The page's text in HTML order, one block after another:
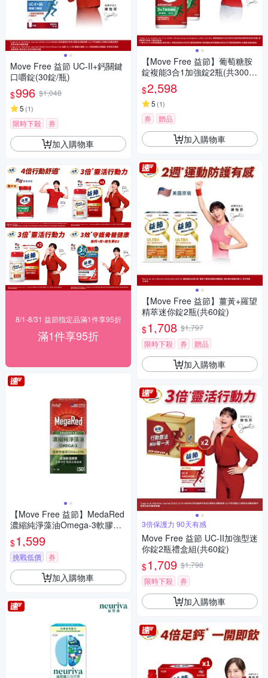
Move Free 益節 UC-II+鈣關鍵
口嚼錠(30錠/瓶)
$996 $1,048
5 (1)
限時下殺 券
加入購物車
8/1-8/31 益節指定品滿1件享95折
滿1件享95折
【Move Free 益節】MedaRed
濃縮純淨藻油Omega-3軟膠囊
(50顆/瓶)
$1,599
挑戰低價 券
加入購物車
【Move Free 益節】葡萄糖胺
錠複能3合1加強錠2瓶(共300
錠)
$2,598
5 (1)
券 贈品
加入購物車
【Move Free 益節】薑黃+羅望
精萃迷你錠2瓶(共60錠)
$1,708 $1,797
限時下殺
券 贈品
加入購物車
3倍保護力 90天有感
Move Free 益節 UC-II加強型迷
你錠2瓶禮盒組(共60錠)
$1,709 $1,798
限時下殺
券
加入購物車